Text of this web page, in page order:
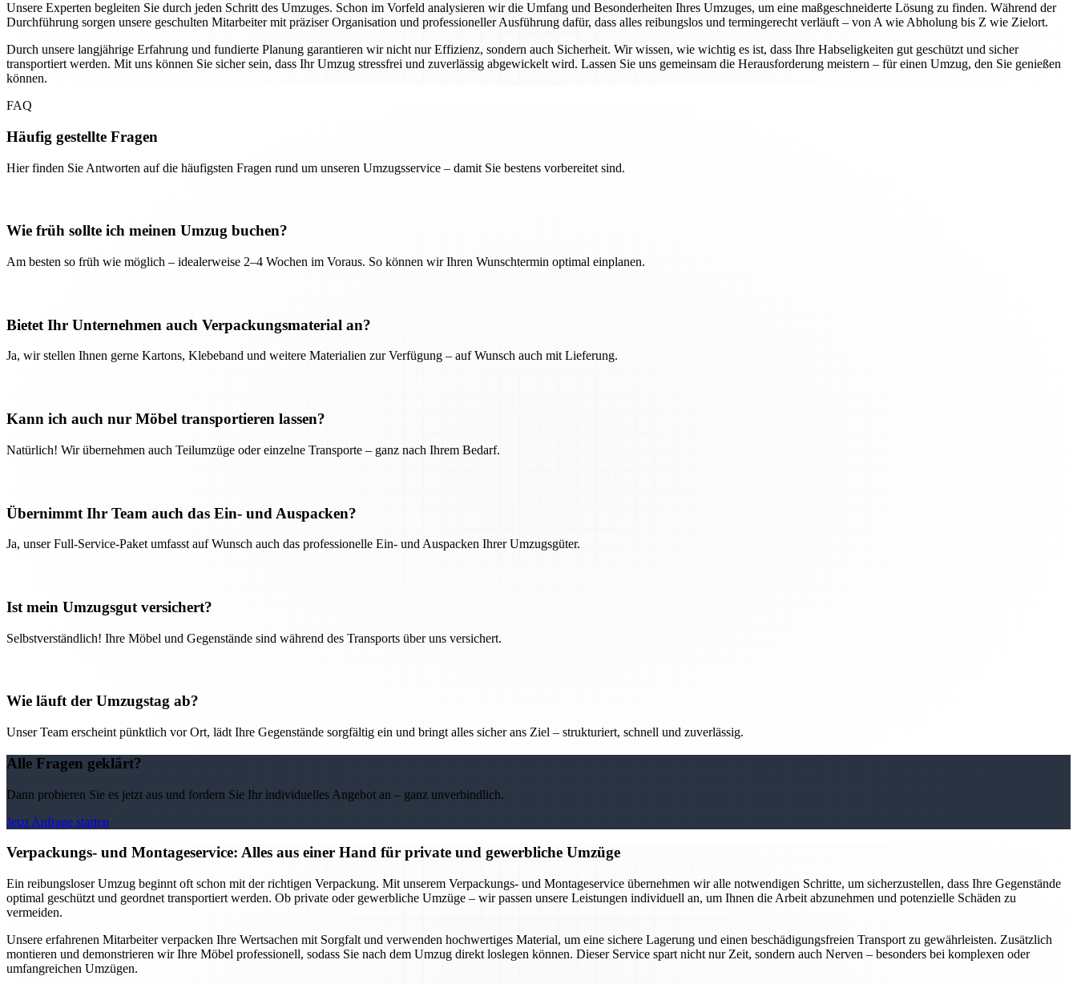
Unsere Experten begleiten Sie durch jeden Schritt des Umzuges. Schon im Vorfeld analysieren wir die Umfang und Besonderheiten Ihres Umzuges, um eine maßgeschneiderte Lösung zu finden. Während der
Durchführung sorgen unsere geschulten Mitarbeiter mit präziser Organisation und professioneller Ausführung dafür, dass alles reibungslos und termingerecht verläuft – von A wie Abholung bis Z wie Zielort.
Durch unsere langjährige Erfahrung und fundierte Planung garantieren wir nicht nur Effizienz, sondern auch Sicherheit. Wir wissen, wie wichtig es ist, dass Ihre Habseligkeiten gut geschützt und sicher
transportiert werden. Mit uns können Sie sicher sein, dass Ihr Umzug stressfrei und zuverlässig abgewickelt wird. Lassen Sie uns gemeinsam die Herausforderung meistern – für einen Umzug, den Sie genießen
können.
FAQ
Häufig gestellte Fragen
Hier finden Sie Antworten auf die häufigsten Fragen rund um unseren Umzugsservice – damit Sie bestens vorbereitet sind.
Wie früh sollte ich meinen Umzug buchen?
Am besten so früh wie möglich – idealerweise 2–4 Wochen im Voraus. So können wir Ihren Wunschtermin optimal einplanen.
Bietet Ihr Unternehmen auch Verpackungsmaterial an?
Ja, wir stellen Ihnen gerne Kartons, Klebeband und weitere Materialien zur Verfügung – auf Wunsch auch mit Lieferung.
Kann ich auch nur Möbel transportieren lassen?
Natürlich! Wir übernehmen auch Teilumzüge oder einzelne Transporte – ganz nach Ihrem Bedarf.
Übernimmt Ihr Team auch das Ein- und Auspacken?
Ja, unser Full-Service-Paket umfasst auf Wunsch auch das professionelle Ein- und Auspacken Ihrer Umzugsgüter.
Ist mein Umzugsgut versichert?
Selbstverständlich! Ihre Möbel und Gegenstände sind während des Transports über uns versichert.
Wie läuft der Umzugstag ab?
Unser Team erscheint pünktlich vor Ort, lädt Ihre Gegenstände sorgfältig ein und bringt alles sicher ans Ziel – strukturiert, schnell und zuverlässig.
Alle Fragen geklärt?
Dann probieren Sie es jetzt aus und fordern Sie Ihr individuelles Angebot an – ganz unverbindlich.
Jetzt Anfrage starten
Verpackungs- und Montageservice: Alles aus einer Hand für private und gewerbliche Umzüge
Ein reibungsloser Umzug beginnt oft schon mit der richtigen Verpackung. Mit unserem Verpackungs- und Montageservice übernehmen wir alle notwendigen Schritte, um sicherzustellen, dass Ihre Gegenstände
optimal geschützt und geordnet transportiert werden. Ob private oder gewerbliche Umzüge – wir passen unsere Leistungen individuell an, um Ihnen die Arbeit abzunehmen und potenzielle Schäden zu
vermeiden.
Unsere erfahrenen Mitarbeiter verpacken Ihre Wertsachen mit Sorgfalt und verwenden hochwertiges Material, um eine sichere Lagerung und einen beschädigungsfreien Transport zu gewährleisten. Zusätzlich
montieren und demonstrieren wir Ihre Möbel professionell, sodass Sie nach dem Umzug direkt loslegen können. Dieser Service spart nicht nur Zeit, sondern auch Nerven – besonders bei komplexen oder
umfangreichen Umzügen.